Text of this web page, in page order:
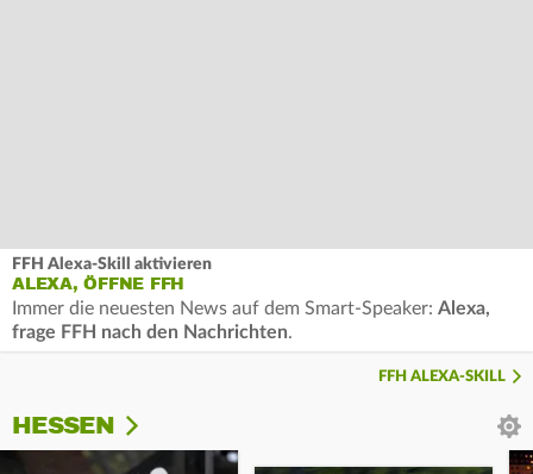
FFH Alexa-Skill aktivieren
ALEXA, ÖFFNE FFH
Immer die neuesten News auf dem Smart-Speaker: Alexa,
frage FFH nach den Nachrichten.
FFH ALEXA-SKILL
HESSEN